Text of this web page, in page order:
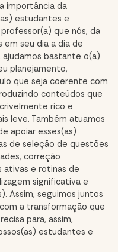
importância da
estudantes e
que nós, da
em seu dia a dia de
ajudamos bastante o(a)
planejamento,
que seja coerente com
conteúdos que
rico e
leve. Também atuamos
apoiar esses(as)
de seleção de questões
correção
ativas e rotinas de
significativa e
Assim, seguimos juntos
a transformação que
para, assim,
estudantes e